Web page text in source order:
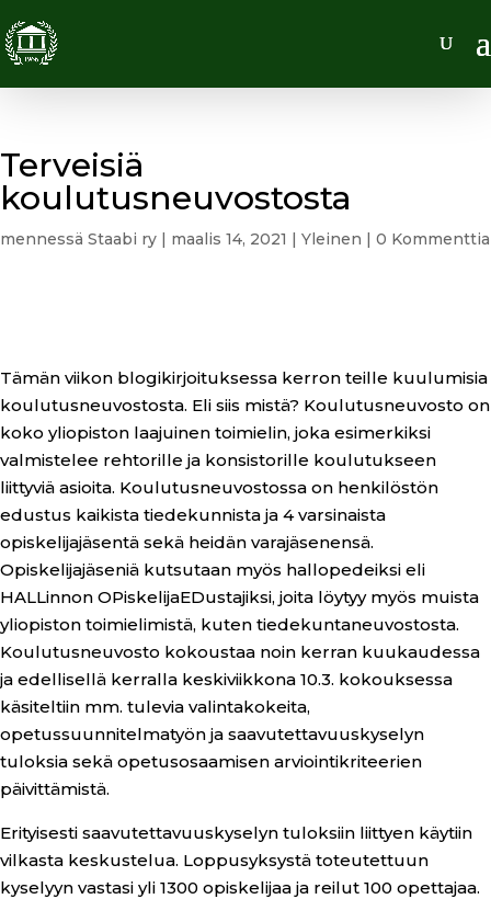
Terveisiä
koulutusneuvostosta
mennessä Staabi ry | maalis 14, 2021 | Yleinen | 0 Kommenttia
Tämän viikon blogikirjoituksessa kerron teille kuulumisia
koulutusneuvostosta. Eli siis mistä? Koulutusneuvosto on
koko yliopiston laajuinen toimielin, joka esimerkiksi
valmistelee rehtorille ja konsistorille koulutukseen
liittyviä asioita. Koulutusneuvostossa on henkilöstön
edustus kaikista tiedekunnista ja 4 varsinaista
opiskelijajäsentä sekä heidän varajäsenensä.
Opiskelijajäseniä kutsutaan myös hallopedeiksi eli
HALLinnon OPiskelijaEDustajiksi, joita löytyy myös muista
yliopiston toimielimistä, kuten tiedekuntaneuvostosta.
Koulutusneuvosto kokoustaa noin kerran kuukaudessa
ja edellisellä kerralla keskiviikkona 10.3. kokouksessa
käsiteltiin mm. tulevia valintakokeita,
opetussuunnitelmatyön ja saavutettavuuskyselyn
tuloksia sekä opetusosaamisen arviointikriteerien
päivittämistä.
Erityisesti saavutettavuuskyselyn tuloksiin liittyen käytiin
vilkasta keskustelua. Loppusyksystä toteutettuun
kyselyyn vastasi yli 1300 opiskelijaa ja reilut 100 opettajaa.